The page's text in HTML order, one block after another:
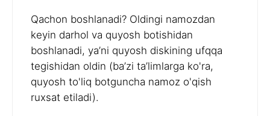
Qachon boshlanadi? Oldingi namozdan
keyin darhol va quyosh botishidan
boshlanadi, ya’ni quyosh diskining ufqqa
tegishidan oldin (ba’zi ta’limlarga ko'ra,
quyosh to'liq botguncha namoz o'qish
ruxsat etiladi).